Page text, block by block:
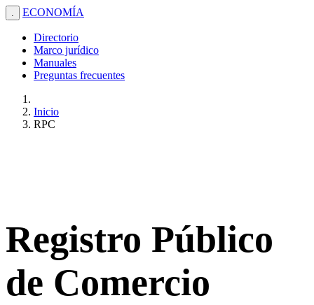
. ECONOMÍA
Directorio
Marco jurídico
Manuales
Preguntas frecuentes
Inicio
RPC
Registro Público
de Comercio